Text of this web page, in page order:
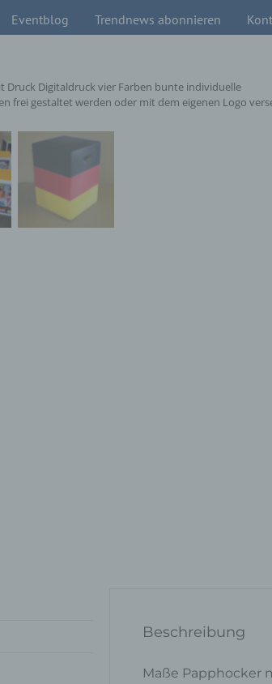
Eventblog Trendnews abonnieren
Beschreibung
Maße Papphocker